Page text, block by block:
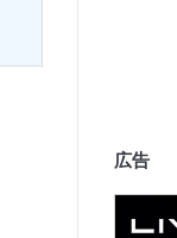
広告